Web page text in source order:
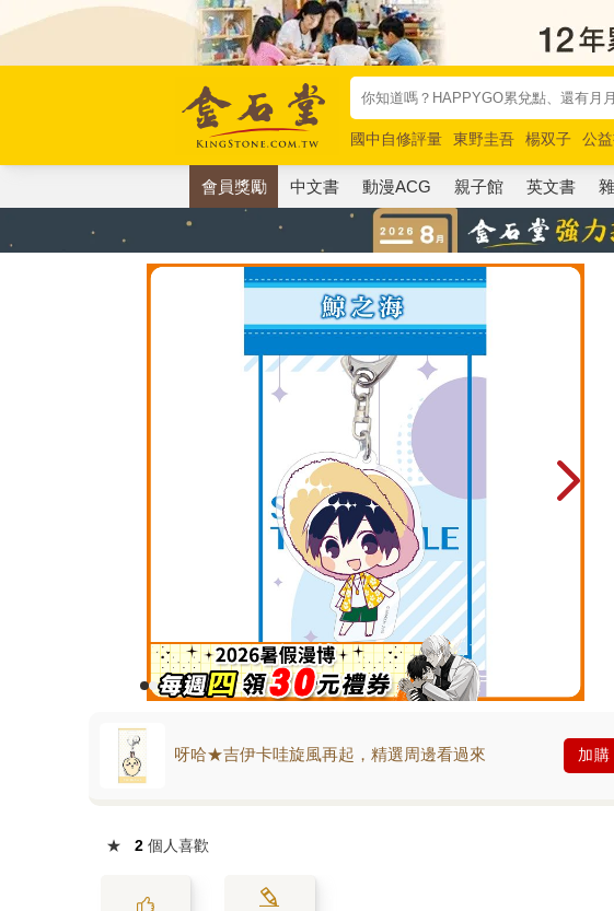
國中自修評量 東野圭吾 楊双子 公
唯紅花綻放
奧德賽 路邊攤新作 馬
會員獎勵 中文書 動漫ACG 親子館 英文書
呀哈★吉伊卡哇旋風再起，精選周邊看過來 加購
★ 2 個人喜歡